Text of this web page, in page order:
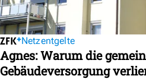
Netzentgelte
Agnes: Warum die
Gebäudeversorgung